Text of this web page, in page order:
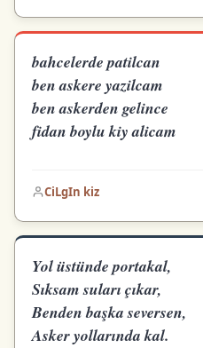
bahcelerde patilcan
ben askere yazilcam
ben askerden gelince
fidan boylu kiy alicam
CiLgIn kiz
Yol üstünde portakal,
Sıksam suları çıkar,
Benden başka seversen,
Asker yollarında kal.